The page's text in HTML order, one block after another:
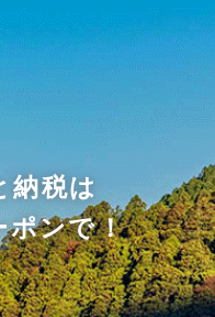
納税は
ポンで！